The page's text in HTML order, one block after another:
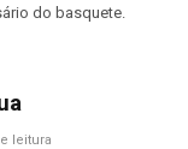
do basquete.
leitura